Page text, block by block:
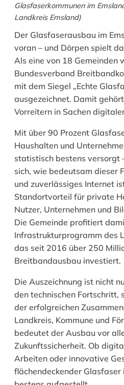
Glasfaserkommunen im
Landkreis Emsland)
Der Glasfaserausbau im
voran – und Dörpen spielt
Als eine von 18 Gemeinden
Bundesverband
mit dem Siegel „Echte
ausgezeichnet. Damit
Vorreitern in Sachen
Mit über 90 Prozent
Haushalten und
statistisch bestens versorgt
sich, wie bedeutsam dieser
und zuverlässiges Internet
Standortvorteil für private
Nutzer, Unternehmen und
Die Gemeinde profitiert
Infrastrukturprogramm des
das seit 2016 über 250
Breitbandausbau investiert.
Die Auszeichnung ist nicht
den technischen Fortschritt,
der erfolgreichen
Landkreis, Kommune und
bedeutet der Ausbau vor
Zukunftssicherheit. Ob
Arbeiten oder innovative
flächendeckender Glasfaser